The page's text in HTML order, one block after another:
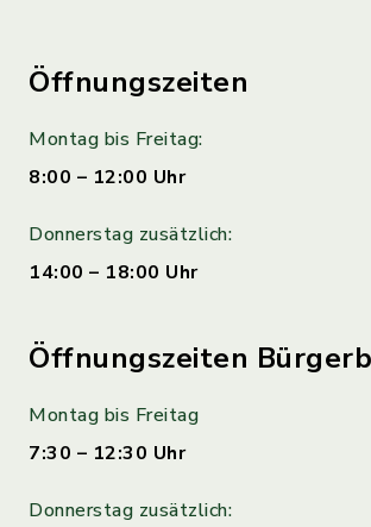
Öffnungszeiten
Montag bis Freitag:
8:00 – 12:00 Uhr
Donnerstag zusätzlich:
14:00 – 18:00 Uhr
Öffnungszeiten
Montag bis Freitag
7:30 – 12:30 Uhr
Donnerstag zusätzlich: